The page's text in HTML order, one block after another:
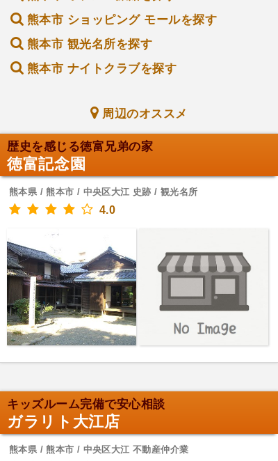
熊本市 ショッピング モールを探す
熊本市 観光名所を探す
熊本市 ナイトクラブを探す
周辺のオススメ
歴史を感じる徳富兄弟の家
徳富記念園
熊本県 / 熊本市 / 中央区大江 史跡 / 観光名所
4.0
キッズルーム完備で安心相談
ガラリト大江店
熊本県 / 熊本市 / 中央区大江 不動産仲介業